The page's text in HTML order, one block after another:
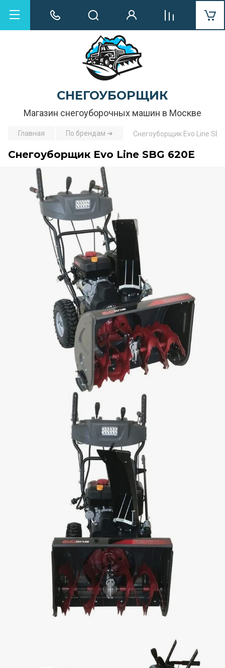
СНЕГОУБОРЩИК
Магазин снегоуборочных машин в Москве
Главная По брендам ➔ Снегоуборщик Evo Line
Снегоуборщик Evo Line SBG 620E